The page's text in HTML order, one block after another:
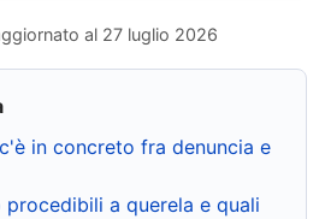
al 27 luglio 2026
in concreto fra denuncia e
procedibili a querela e quali